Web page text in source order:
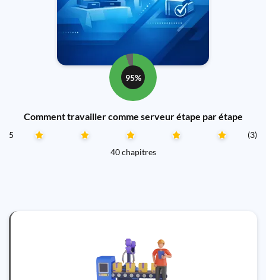
95%
Comment travailler comme serveur étape par étape
5
(3)
40 chapitres